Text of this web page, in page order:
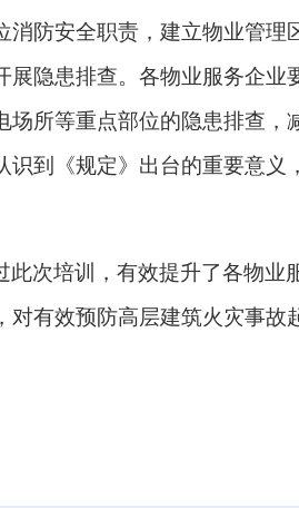
消防安全职责，建立物业管理
展隐患排查。 各物业服务企业
场所等重点部位的隐患排查，
识到《规定》出台的重要意
此次培训，有效提升了各物业
对有效预防高层建筑火灾事故